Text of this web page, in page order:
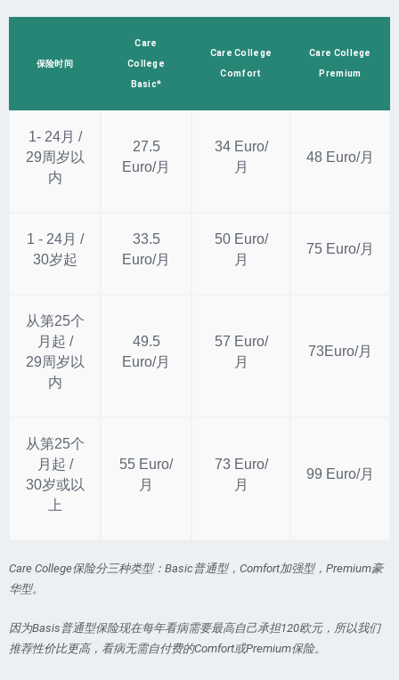
保险时间
Care
College
Basic*
Care College
Comfort
Care College
Premium
1- 24月 /
29周岁以
内
27.5
Euro/月
34 Euro/
月
48 Euro/月
1 - 24月 /
30岁起
33.5
Euro/月
50 Euro/
月
75 Euro/月
从第25个
月起 /
29周岁以
内
49.5
Euro/月
57 Euro/
月
73Euro/月
从第25个
月起 /
30岁或以
上
55 Euro/
月
73 Euro/
月
99 Euro/月
Care College保险分三种类型：Basic普通型，Comfort加强型，Premium豪
华型。
因为Basis普通型保险现在每年看病需要最高自己承担120欧元，所以我们
推荐性价比更高，看病无需自付费的Comfort或Premium保险。